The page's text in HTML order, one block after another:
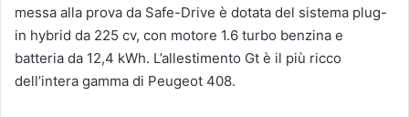
messa alla prova da Safe-Drive è dotata del sistema plug-
in hybrid da 225 cv, con motore 1.6 turbo benzina e
batteria da 12,4 kWh. L’allestimento Gt è il più ricco
dell’intera gamma di Peugeot 408.